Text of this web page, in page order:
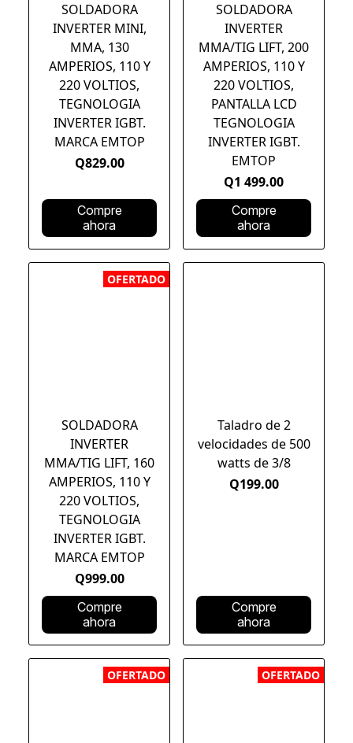
SOLDADORA
INVERTER MINI,
MMA, 130
AMPERIOS, 110 Y
220 VOLTIOS,
TEGNOLOGIA
INVERTER IGBT.
MARCA EMTOP
Q829.00
Compre
ahora
SOLDADORA
INVERTER
MMA/TIG LIFT, 200
AMPERIOS, 110 Y
220 VOLTIOS,
PANTALLA LCD
TEGNOLOGIA
INVERTER IGBT.
EMTOP
Q1 499.00
Compre
ahora
OFERTADO
SOLDADORA
INVERTER
MMA/TIG LIFT, 160
AMPERIOS, 110 Y
220 VOLTIOS,
TEGNOLOGIA
INVERTER IGBT.
MARCA EMTOP
Q999.00
Compre
ahora
Taladro de 2
velocidades de 500
watts de 3/8
Q199.00
Compre
ahora
OFERTADO OFERTADO